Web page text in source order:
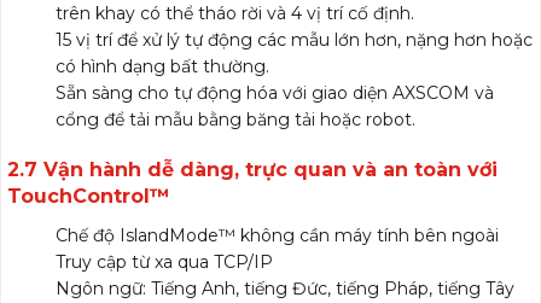
trên khay có thể tháo rời và 4 vị trí cố định.
15 vị trí để xử lý tự động các mẫu lớn hơn, nặng hơn hoặc
có hình dạng bất thường.
Sẵn sàng cho tự động hóa với giao diện AXSCOM và
cổng để tải mẫu bằng băng tải hoặc robot.
2.7 Vận hành dễ dàng, trực quan và an toàn với
TouchControl™
Chế độ IslandMode™ không cần máy tính bên ngoài
Truy cập từ xa qua TCP/IP
Ngôn ngữ: Tiếng Anh, tiếng Đức, tiếng Pháp, tiếng Tây